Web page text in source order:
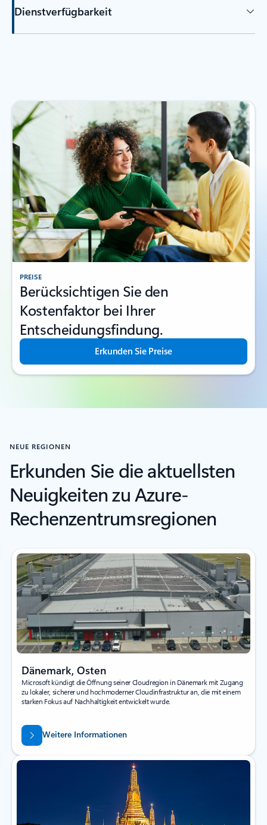
Dienstverfügbarkeit
PREISE
Berücksichtigen Sie den
Kostenfaktor bei Ihrer
Entscheidungsfindung.
Erkunden Sie Preise
NEUE REGIONEN
Erkunden Sie die aktuellsten
Neuigkeiten zu Azure-
Rechenzentrumsregionen
Dänemark, Osten
Microsoft kündigt die Öffnung seiner Cloudregion in Dänemark mit Zugang
zu lokaler, sicherer und hochmoderner Cloudinfrastruktur an, die mit einem
starken Fokus auf Nachhaltigkeit entwickelt wurde.
Weitere Informationen